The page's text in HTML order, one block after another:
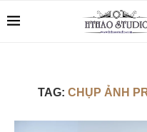
TAG: CHỤP ẢNH